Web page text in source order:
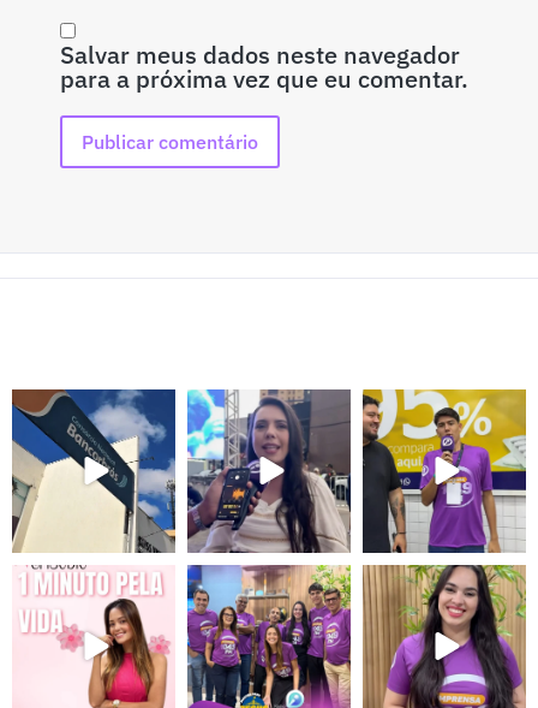
Salvar meus dados neste navegador
para a próxima vez que eu comentar.